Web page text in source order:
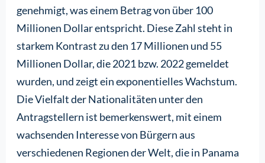
genehmigt, was einem Betrag von über 100
Millionen Dollar entspricht. Diese Zahl steht in
starkem Kontrast zu den 17 Millionen und 55
Millionen Dollar, die 2021 bzw. 2022 gemeldet
wurden, und zeigt ein exponentielles Wachstum.
Die Vielfalt der Nationalitäten unter den
Antragstellern ist bemerkenswert, mit einem
wachsenden Interesse von Bürgern aus
verschiedenen Regionen der Welt, die in Panama